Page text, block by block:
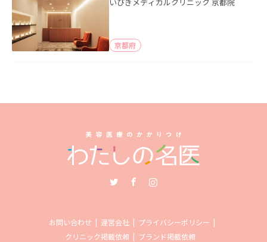
京都府
お問い合わせ 運営会社
プライバシーポリシー
クリニック掲載依頼
ブランド掲載依頼